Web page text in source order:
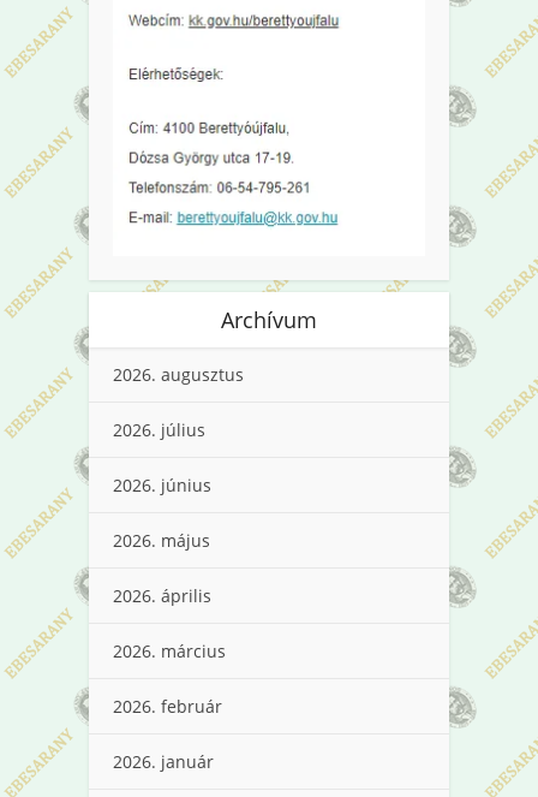
Archívum
2026. augusztus
2026. július
2026. június
2026. május
2026. április
2026. március
2026. február
2026. január